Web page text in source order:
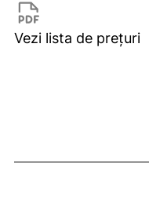
Vezi lista de prețuri